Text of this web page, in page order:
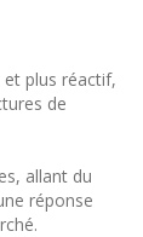
plus réactif,
de
allant du
réponse